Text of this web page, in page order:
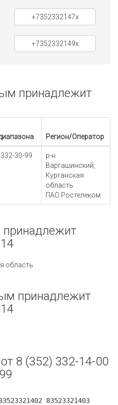
+7352332147x
+7352332149x
принадлежит
Регион/Оператор
30-99
р-н
Варгашинский,
Курганская
область
ПАО Ростелеком
область
принадлежит
8 (352) 332-14-00
83523321403